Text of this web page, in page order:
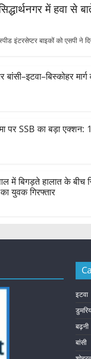
में हवा से
बाइकों को एसपी ने
पर SSB का बड़ा
में बिगड़ते हालात के बीच
युवक गिरफ्तार
इटवा
बढ़नी
बांसी